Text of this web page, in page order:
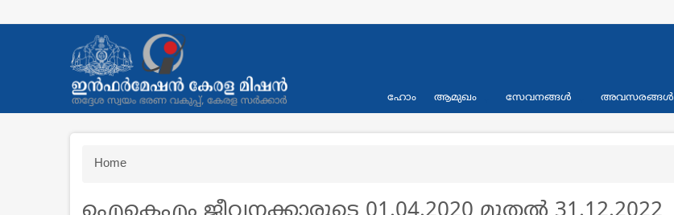
Primary
ഹോം ആമുഖം സേവനങ്ങള്‍ അവസരങ്ങള്‍
Breadcrumb
Home